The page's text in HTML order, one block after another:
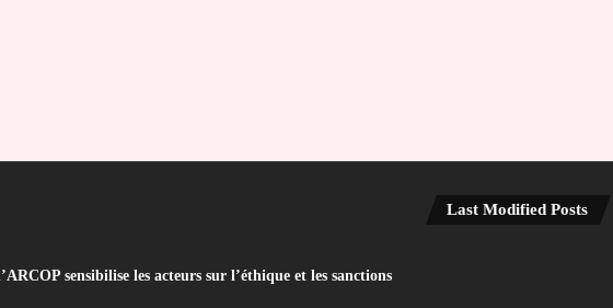
sensibilise les acteurs sur l’éthique et les sanctions
Last Modified Posts